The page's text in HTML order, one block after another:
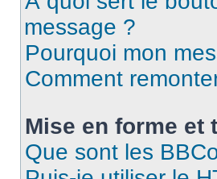
message ?
Pourquoi mon
Comment
Mise en forme et
Que sont les